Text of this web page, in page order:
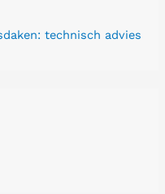
technisch advies